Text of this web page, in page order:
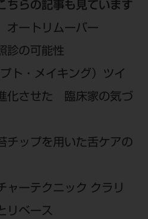
ちらの記事も見ています
ートリムーバー
診の可能性
ト・メイキング）ツイ
化させた 臨床家の気づ
チップを用いた舌ケアの
ャーテクニック クラリ
リベース